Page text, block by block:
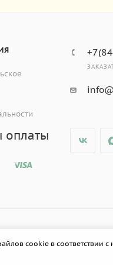
оплаты
cookie в соответствии с